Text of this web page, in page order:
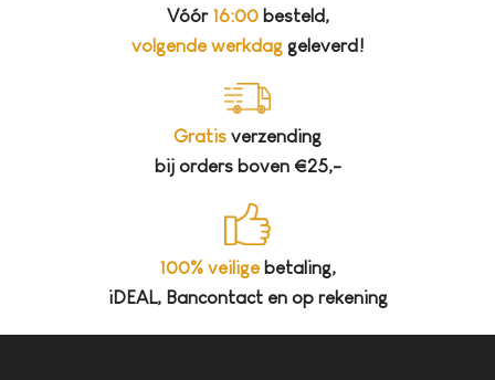
Vóór 16:00besteld,
volgende werkdaggeleverd!
Gratis verzending
bij orders boven €25,-
100% veiligebetaling,
iDEAL, Bancontact en op rekening